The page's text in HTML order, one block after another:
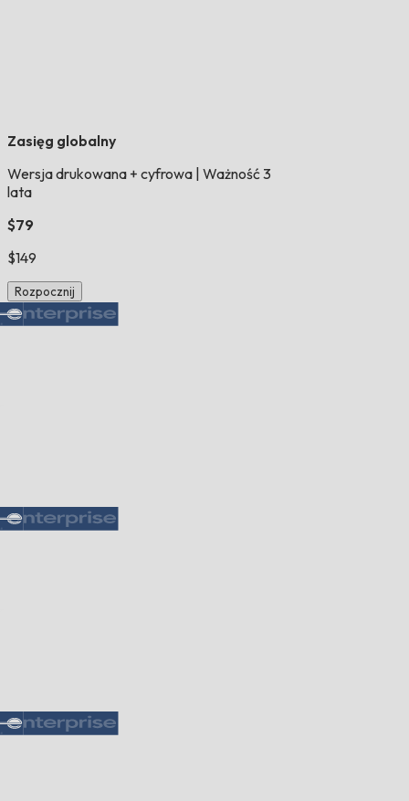
Zasięg globalny
Wersja drukowana + cyfrowa Ważność 3
lata
$79
$149
Rozpocznij